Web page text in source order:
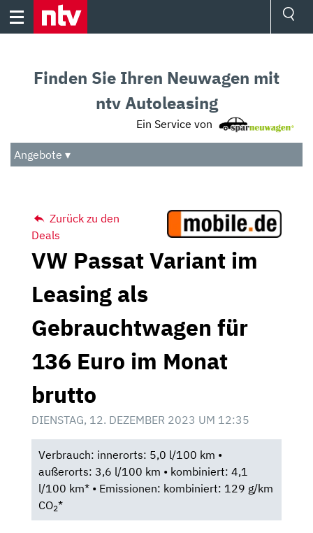
Skip
Audio
Das Beste
Finden Sie Ihren Neuwagen mit
ntv Autoleasing
Ein Service von
Angebote ▾
Zurück zu den
Deals
VW Passat Variant im
Leasing als
Gebrauchtwagen für
136 Euro im Monat
brutto
DIENSTAG, 12. DEZEMBER 2023 UM 12:35
Verbrauch: innerorts: 5,0 l/100 km •
außerorts: 3,6 l/100 km • kombiniert: 4,1
l/100 km* • Emissionen: kombiniert: 129 g/km
CO2*